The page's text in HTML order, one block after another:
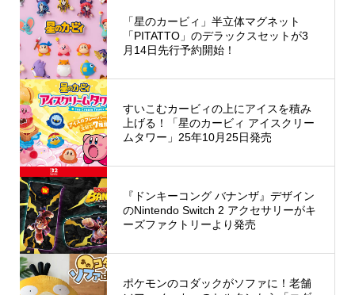
「星のカービィ」半立体マグネット
「PITATTO」のデラックスセットが3
月14日先行予約開始！
すいこむカービィの上にアイスを積み
上げる！「星のカービィ アイスクリー
ムタワー」25年10月25日発売
『ドンキーコング バナンザ』デザイン
のNintendo Switch 2 アクセサリーがキ
ーズファクトリーより発売
ポケモンのコダックがソファに！老舗